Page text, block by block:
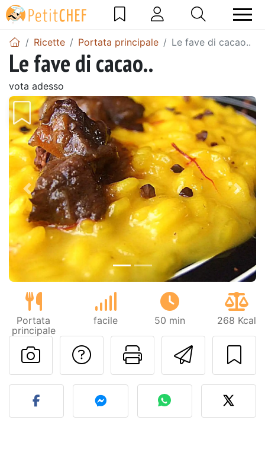
Ricette Portata principale Le fave di cacao..
Le fave di cacao..
vota adesso
Precedente
Portata
principale
facile 50 min 268 Kcal
Invia
Stampa la
Contatta l'autore
Pubblica la foto di